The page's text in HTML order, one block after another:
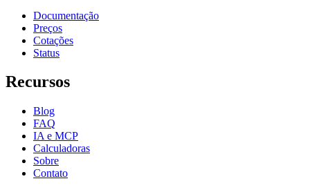
Documentação
Preços
Cotações
Status
Recursos
Blog
FAQ
IA e MCP
Calculadoras
Sobre
Contato